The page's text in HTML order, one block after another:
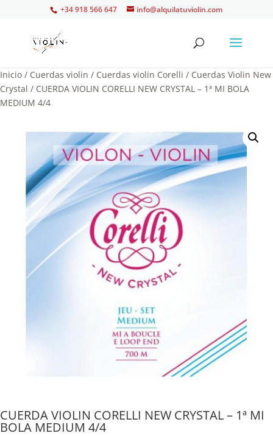
+34 918 566 647 info@alquilatuviolin.com
Inicio / Cuerdas violin / Cuerdas violin Corelli / Cuerdas Violin New
Crystal / CUERDA VIOLIN CORELLI NEW CRYSTAL – 1ª MI BOLA
MEDIUM 4/4
CUERDA VIOLIN CORELLI NEW CRYSTAL – 1ª MI
BOLA MEDIUM 4/4